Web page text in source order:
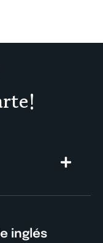
inglés